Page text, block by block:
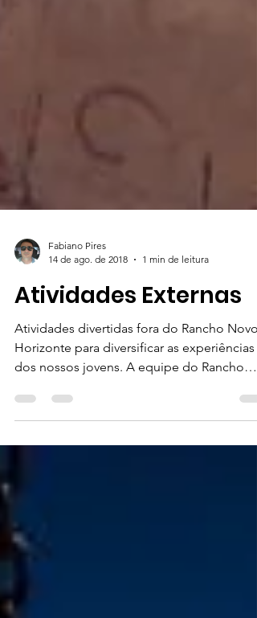
Fabiano Pires
14 de ago. de 2018
1 min de leitura
Atividades Externas
Atividades divertidas fora do Rancho Novo
dos nossos jovens. A equipe do Rancho
Novo...